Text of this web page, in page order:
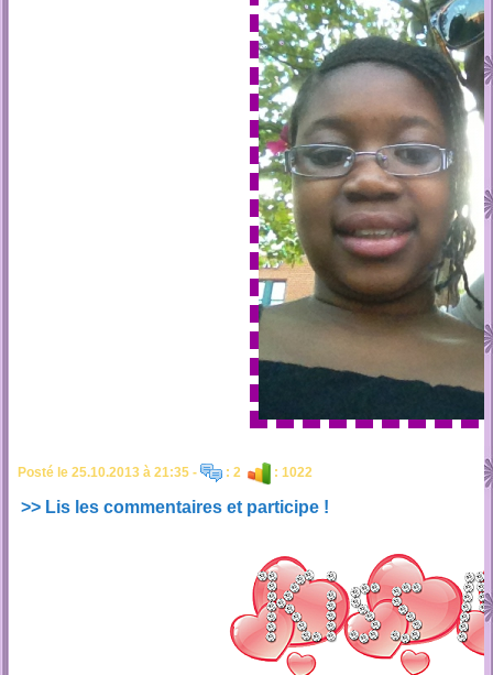
Posté le 25.10.2013 à 21:35 - : 2 : 1022
>> Lis les commentaires et participe !